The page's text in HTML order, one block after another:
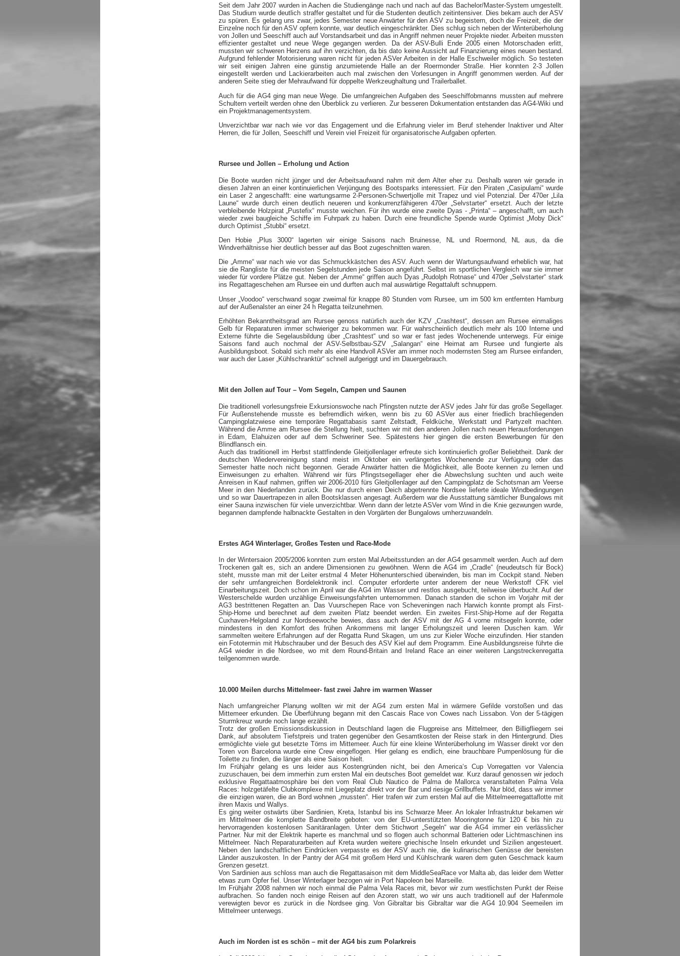
Seit dem Jahr 2007 wurden in Aachen die Studiengänge nach und nach auf das Bachelor/Master-System umgestellt.
Das Studium wurde deutlich straffer gestaltet und für die Studenten deutlich zeitintensiver. Dies bekam auch der ASV
zu spüren. Es gelang uns zwar, jedes Semester neue Anwärter für den ASV zu begeistern, doch die Freizeit, die der
Einzelne noch für den ASV opfern konnte, war deutlich eingeschränkter. Dies schlug sich neben der Winterüberholung
von Jollen und Seeschiff auch auf Vorstandsarbeit und das in Angriff nehmen neuer Projekte nieder. Arbeiten mussten
effizienter gestaltet und neue Wege gegangen werden. Da der ASV-Bulli Ende 2005 einen Motorschaden erlitt,
mussten wir schweren Herzens auf ihn verzichten, da bis dato keine Aussicht auf Finanzierung eines neuen bestand.
Aufgrund fehlender Motorisierung waren nicht für jeden ASVer Arbeiten in der Halle Eschweiler möglich. So testeten
wir seit einigen Jahren eine günstig anzumietende Halle an der Roermonder Straße. Hier konnten 2-3 Jollen
eingestellt werden und Lackierarbeiten auch mal zwischen den Vorlesungen in Angriff genommen werden. Auf der
anderen Seite stieg der Mehraufwand für doppelte Werkzeughaltung und Trailerballet.
Auch für die AG4 ging man neue Wege. Die umfangreichen Aufgaben des Seeschiffobmanns mussten auf mehrere
Schultern verteilt werden ohne den Überblick zu verlieren. Zur besseren Dokumentation entstanden das AG4-Wiki und
ein Projektmanagementsystem.
Unverzichtbar war nach wie vor das Engagement und die Erfahrung vieler im Beruf stehender Inaktiver und Alter
Herren, die für Jollen, Seeschiff und Verein viel Freizeit für organisatorische Aufgaben opferten.
Rursee und Jollen – Erholung und Action
Die Boote wurden nicht jünger und der Arbeitsaufwand nahm mit dem Alter eher zu. Deshalb waren wir gerade in
diesen Jahren an einer kontinuierlichen Verjüngung des Bootsparks interessiert. Für den Piraten „Casipulami“ wurde
ein Laser 2 angeschafft: eine wartungsarme 2-Personen-Schwertjolle mit Trapez und viel Potenzial. Der 470er „Lila
Laune“ wurde durch einen deutlich neueren und konkurrenzfähigeren 470er „Selvstarter“ ersetzt. Auch der letzte
verbleibende Holzpirat „Pustefix“ musste weichen. Für ihn wurde eine zweite Dyas - „Printa“ – angeschafft, um auch
wieder zwei baugleiche Schiffe im Fuhrpark zu haben. Durch eine freundliche Spende wurde Optimist „Moby Dick“
durch Optimist „Stubbi“ ersetzt.
Den Hobie „Plus 3000“ lagerten wir einige Saisons nach Bruinesse, NL und Roermond, NL aus, da die
Windverhältnisse hier deutlich besser auf das Boot zugeschnitten waren.
Die „Amme“ war nach wie vor das Schmuckkästchen des ASV. Auch wenn der Wartungsaufwand erheblich war, hat
sie die Rangliste für die meisten Segelstunden jede Saison angeführt. Selbst im sportlichen Vergleich war sie immer
wieder für vordere Plätze gut. Neben der „Amme“ griffen auch Dyas „Rudolph Rotnase“ und 470er „Selvstarter“ stark
ins Regattageschehen am Rursee ein und durften auch mal auswärtige Regattaluft schnuppern.
Unser „Voodoo“ verschwand sogar zweimal für knappe 80 Stunden vom Rursee, um im 500 km entfernten Hamburg
auf der Außenalster an einer 24 h Regatta teilzunehmen.
Erhöhten Bekanntheitsgrad am Rursee genoss natürlich auch der KZV „Crashtest“, dessen am Rursee einmaliges
Gelb für Reparaturen immer schwieriger zu bekommen war. Für wahrscheinlich deutlich mehr als 100 Interne und
Externe führte die Segelausbildung über „Crashtest“ und so war er fast jedes Wochenende unterwegs. Für einige
Saisons fand auch nochmal der ASV-Selbstbau-SZV „Salangan“ eine Heimat am Rursee und fungierte als
Ausbildungsboot. Sobald sich mehr als eine Handvoll ASVer am immer noch modernsten Steg am Rursee einfanden,
war auch der Laser „Kühlschranktür“ schnell aufgeriggt und im Dauergebrauch.
Mit den Jollen auf Tour – Vom Segeln, Campen und Saunen
Die traditionell vorlesungsfreie Exkursionswoche nach Pfingsten nutzte der ASV jedes Jahr für das große Segellager.
Für Außenstehende musste es befremdlich wirken, wenn bis zu 60 ASVer aus einer friedlich brachliegenden
Campingplatzwiese eine temporäre Regattabasis samt Zeltstadt, Feldküche, Werkstatt und Partyzelt machten.
Während die Amme am Rursee die Stellung hielt, suchten wir mit den anderen Jollen nach neuen Herausforderungen
in Edam, Elahuizen oder auf dem Schweriner See. Spätestens hier gingen die ersten Bewerbungen für den
Blindflansch ein.
Auch das traditionell im Herbst stattfindende Gleitjollenlager erfreute sich kontinuierlich großer Beliebtheit. Dank der
deutschen Wiedervereinigung stand meist im Oktober ein verlängertes Wochenende zur Verfügung oder das
Semester hatte noch nicht begonnen. Gerade Anwärter hatten die Möglichkeit, alle Boote kennen zu lernen und
Einweisungen zu erhalten. Während wir fürs Pfingstsegellager eher die Abwechslung suchten und auch weite
Anreisen in Kauf nahmen, griffen wir 2006-2010 fürs Gleitjollenlager auf den Campingplatz de Schotsman am Veerse
Meer in den Niederlanden zurück. Die nur durch einen Deich abgetrennte Nordsee lieferte ideale Windbedingungen
und so war Dauertrapezen in allen Bootsklassen angesagt. Außerdem war die Ausstattung sämtlicher Bungalows mit
einer Sauna inzwischen für viele unverzichtbar. Wenn dann der letzte ASVer vom Wind in die Knie gezwungen wurde,
begannen dampfende halbnackte Gestalten in den Vorgärten der Bungalows umherzuwandeln.
Erstes AG4 Winterlager, Großes Testen und Race-Mode
In der Wintersaion 2005/2006 konnten zum ersten Mal Arbeitsstunden an der AG4 gesammelt werden. Auch auf dem
Trockenen galt es, sich an andere Dimensionen zu gewöhnen. Wenn die AG4 im „Cradle“ (neudeutsch für Bock)
steht, musste man mit der Leiter erstmal 4 Meter Höhenunterschied überwinden, bis man im Cockpit stand. Neben
der sehr umfangreichen Bordelektronik incl. Computer erforderte unter anderem der neue Werkstoff CFK viel
Einarbeitungszeit. Doch schon im April war die AG4 im Wasser und restlos ausgebucht, teilweise überbucht. Auf der
Westerschelde wurden unzählige Einweisungsfahrten unternommen. Danach standen die schon im Vorjahr mit der
AG3 bestrittenen Regatten an. Das Vuurschepen Race von Scheveningen nach Harwich konnte prompt als First-
Ship-Home und berechnet auf dem zweiten Platz beendet werden. Ein zweites First-Ship-Home auf der Regatta
Cuxhaven-Helgoland zur Nordseewoche bewies, dass auch der ASV mit der AG 4 vorne mitsegeln konnte, oder
mindestens in den Komfort des frühen Ankommens mit langer Erholungszeit und leeren Duschen kam. Wir
sammelten weitere Erfahrungen auf der Regatta Rund Skagen, um uns zur Kieler Woche einzufinden. Hier standen
ein Fototermin mit Hubschrauber und der Besuch des ASV Kiel auf dem Programm. Eine Ausbildungsreise führte die
AG4 wieder in die Nordsee, wo mit dem Round-Britain and Ireland Race an einer weiteren Langstreckenregatta
teilgenommen wurde.
10.000 Meilen durchs Mittelmeer- fast zwei Jahre im warmen Wasser
Nach umfangreicher Planung wollten wir mit der AG4 zum ersten Mal in wärmere Gefilde vorstoßen und das
Mittemeer erkunden. Die Überführung begann mit den Cascais Race von Cowes nach Lissabon. Von der 5-tägigen
Sturmkreuz wurde noch lange erzählt.
Trotz der großen Emissionsdiskussion in Deutschland lagen die Flugpreise ans Mittelmeer, den Billigfliegern sei
Dank, auf absolutem Tiefstpreis und traten gegenüber den Gesamtkosten der Reise stark in den Hintergrund. Dies
ermöglichte viele gut besetzte Törns im Mittemeer. Auch für eine kleine Winterüberholung im Wasser direkt vor den
Toren von Barcelona wurde eine Crew eingeflogen. Hier gelang es endlich, eine brauchbare Pumpenlösung für die
Toilette zu finden, die länger als eine Saison hielt.
Im Frühjahr gelang es uns leider aus Kostengründen nicht, bei den America‘s Cup Vorregatten vor Valencia
zuzuschauen, bei dem immerhin zum ersten Mal ein deutsches Boot gemeldet war. Kurz darauf genossen wir jedoch
exklusive Regattaatmosphäre bei den vom Real Club Nautico de Palma de Mallorca veranstalteten Palma Vela
Races: holzgetäfelte Clubkomplexe mit Liegeplatz direkt vor der Bar und riesige Grillbuffets. Nur blöd, dass wir immer
die einzigen waren, die an Bord wohnen „mussten“. Hier trafen wir zum ersten Mal auf die Mittelmeerregattaflotte mit
ihren Maxis und Wallys.
Es ging weiter ostwärts über Sardinien, Kreta, Istanbul bis ins Schwarze Meer. An lokaler Infrastruktur bekamen wir
im Mittelmeer die komplette Bandbreite geboten: von der EU-unterstützten Mooringtonne für 120 € bis hin zu
hervorragenden kostenlosen Sanitäranlagen. Unter dem Stichwort „Segeln“ war die AG4 immer ein verlässlicher
Partner. Nur mit der Elektrik haperte es manchmal und so flogen auch schonmal Batterien oder Lichtmaschinen ins
Mittelmeer. Nach Reparaturarbeiten auf Kreta wurden weitere griechische Inseln erkundet und Sizilien angesteuert.
Neben den landschaftlichen Eindrücken verpasste es der ASV auch nie, die kulinarischen Genüsse der bereisten
Länder auszukosten. In der Pantry der AG4 mit großem Herd und Kühlschrank waren dem guten Geschmack kaum
Grenzen gesetzt.
Von Sardinien aus schloss man auch die Regattasaison mit dem MiddleSeaRace vor Malta ab, das leider dem Wetter
etwas zum Opfer fiel. Unser Winterlager bezogen wir in Port Napoleon bei Marseille.
Im Frühjahr 2008 nahmen wir noch einmal die Palma Vela Races mit, bevor wir zum westlichsten Punkt der Reise
aufbrachen. So fanden noch einige Reisen auf den Azoren statt, wo wir uns auch traditionell auf der Hafenmole
verewigten bevor es zurück in die Nordsee ging. Von Gibraltar bis Gibraltar war die AG4 10.904 Seemeilen im
Mittelmeer unterwegs.
Auch im Norden ist es schön – mit der AG4 bis zum Polarkreis